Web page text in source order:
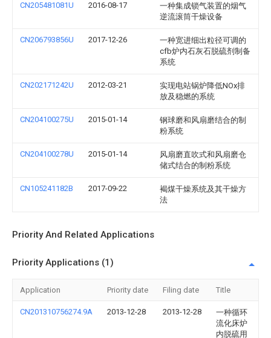
CN205481081U 2016-08-17
一种集成锁气装置的烟气
逆流滚筒干燥设备
CN206793856U 2017-12-26
一种宽进细出粒径可调的
cfb炉内石灰石脱硫剂制备
系统
CN202171242U 2012-03-21
实现电站锅炉降低NOx排
放及稳燃的系统
CN204100275U 2015-01-14
钢球磨和风扇磨结合的制
粉系统
CN204100278U 2015-01-14
风扇磨直吹式和风扇磨仓
储式结合的制粉系统
CN105241182B 2017-09-22
褐煤干燥系统及其干燥方
法
Priority And Related Applications
Priority Applications (1)
Application Priority date Filing date Title
CN201310756274.9A 2013-12-28 2013-12-28
一种循环
流化床炉
内脱硫用